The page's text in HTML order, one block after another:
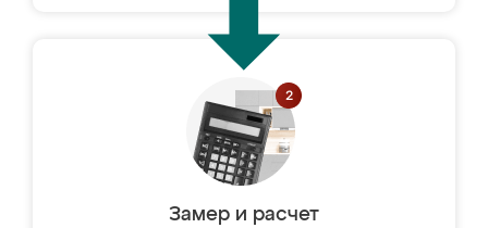
Замер и расчет